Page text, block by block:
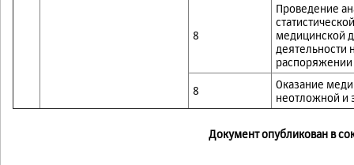
8
Проведение
медицинской
деятельности
8
Оказание
неотложной и
Документ опубликован в